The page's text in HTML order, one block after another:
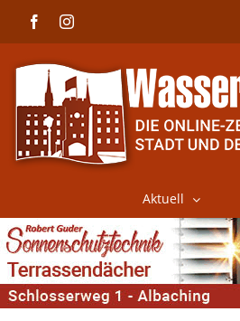
FacebookInstagram
Aktuell